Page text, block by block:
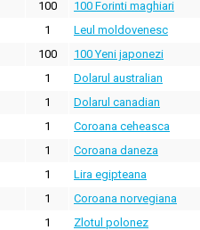
100 100 Forinti maghiari
1 Leul moldovenesc
100 100 Yeni japonezi
1 Dolarul australian
1 Dolarul canadian
1 Coroana ceheasca
1 Coroana daneza
1 Lira egipteana
1 Coroana norvegiana
1 Zlotul polonez